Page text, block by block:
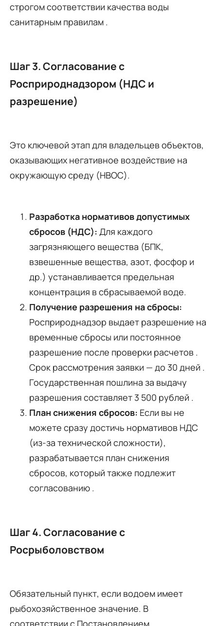
строгом соответствии качества воды
санитарным правилам .
Шаг 3. Согласование с
Росприроднадзором (НДС и
разрешение)
Это ключевой этап для владельцев объектов,
оказывающих негативное воздействие на
окружающую среду (НВОС).
Разработка нормативов допустимых
сбросов (НДС): Для каждого
загрязняющего вещества (БПК,
взвешенные вещества, азот, фосфор и
др.) устанавливается предельная
концентрация в сбрасываемой воде.
Получение разрешения на сбросы:
Росприроднадзор выдает разрешение на
временные сбросы или постоянное
разрешение после проверки расчетов .
Срок рассмотрения заявки — до 30 дней .
Государственная пошлина за выдачу
разрешения составляет 3 500 рублей .
План снижения сбросов: Если вы не
можете сразу достичь нормативов НДС
(из-за технической сложности),
разрабатывается план снижения
сбросов, который также подлежит
согласованию .
Шаг 4. Согласование с
Росрыболовством
Обязательный пункт, если водоем имеет
рыбохозяйственное значение. В
соответствии с Постановлением